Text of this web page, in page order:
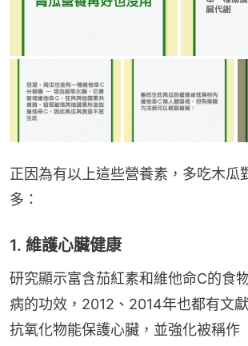
正因為有以上這些營養素，多吃木瓜
多：
1. 維護心臟健康
研究顯示富含茄紅素和維他命C的食
病的功效，2012、2014年也都有文
抗氧化物能保護心臟，並強化被稱作